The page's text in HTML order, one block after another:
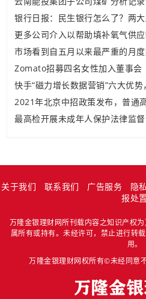
银行日报：民生银行怎么了？两
更多公司介入以帮助填补氧气供
市场看到自五月以来最严重的月
Zomato招募四名女性加入董事会
快手“磁力增长数据营销”六大优势
2021年北京中招政策发布，普通
最高检开展未成年人保护法律监
关于我们 联系我们 广告服务 隐
报处置
万隆金银理财网所刊载内容之知识产权
属所有或持有。未经许可，禁止进行转
用。
万隆金银理财网权所有©未经同意